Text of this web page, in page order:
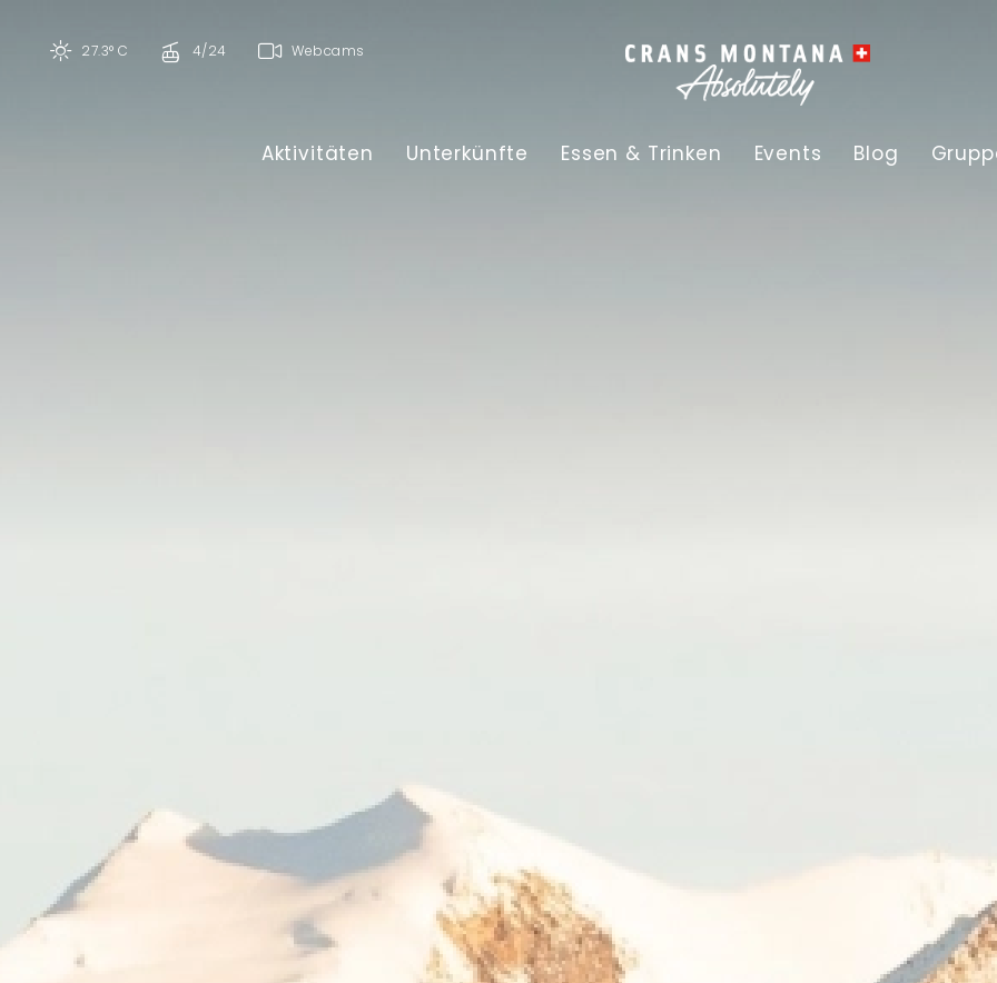
27.3° C 4/24 Webcams
Aktivitäten Unterkünfte Essen & Trinken Events Blog